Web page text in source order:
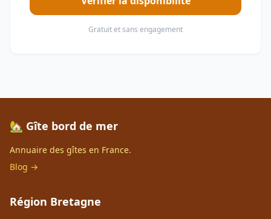
Gratuit et sans engagement
🏡 Gîte bord de mer
Annuaire des gîtes en France.
Blog →
Région Bretagne